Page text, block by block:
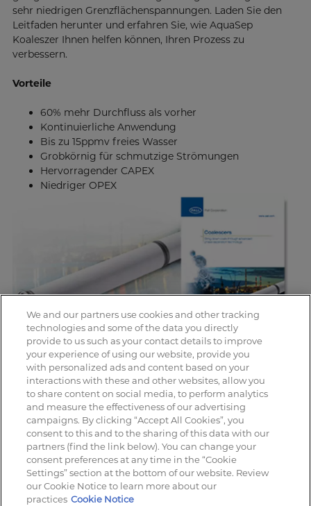
sehr niedrigen Grenzflächenspannungen. Laden Sie den
Leitfaden herunter und erfahren Sie, wie AquaSep
Koaleszer Ihnen helfen können, Ihren Prozess zu
verbessern.
Vorteile
60% mehr Durchfluss als vorher
Kontinuierliche Anwendung
Bis zu 15ppmv freies Wasser
Grobkörnig für schmutzige Strömungen
Hervorragender CAPEX
Niedriger OPEX
Pall, the Pall logo and Stax are trademarks of Pall
Corporation. ® indicates a trademark registered in the
USA. Accelerator is a service mark of Pall Corporation.
We and our partners use cookies and other tracking
technologies and some of the data you directly
provide to us such as your contact details to improve
your experience of using our website, provide you
with personalized ads and content based on your
interactions with these and other websites, allow you
to share content on social media, to perform analytics
and measure the effectiveness of our advertising
campaigns. By clicking “Accept All Cookies”, you
consent to this and to the sharing of this data with our
partners (find the link below). You can change your
consent preferences at any time in the “Cookie
Settings” section at the bottom of our website. Review
our Cookie Notice to learn more about our
practices Cookie Notice